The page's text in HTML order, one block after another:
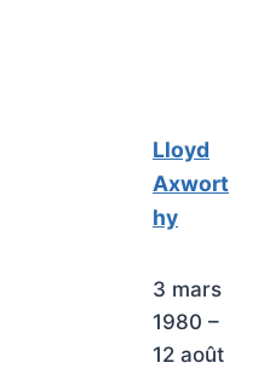
Lloyd
Axwort
hy
3 mars
1980 –
12 août